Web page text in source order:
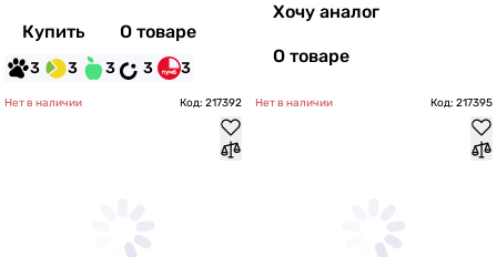
Купить О товаре
3 3 3 3 3
Хочу аналог
О товаре
Нет в наличии Код: 217392 Нет в наличии Код: 217395